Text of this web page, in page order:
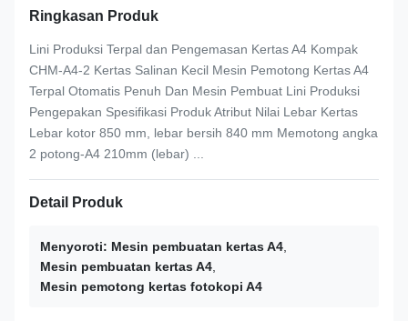
Ringkasan Produk
Lini Produksi Terpal dan Pengemasan Kertas A4 Kompak
CHM-A4-2 Kertas Salinan Kecil Mesin Pemotong Kertas A4
Terpal Otomatis Penuh Dan Mesin Pembuat Lini Produksi
Pengepakan Spesifikasi Produk Atribut Nilai Lebar Kertas
Lebar kotor 850 mm, lebar bersih 840 mm Memotong angka
2 potong-A4 210mm (lebar) ...
Detail Produk
Menyoroti: Mesin pembuatan kertas A4
Mesin pembuatan kertas A4
Mesin pemotong kertas fotokopi A4